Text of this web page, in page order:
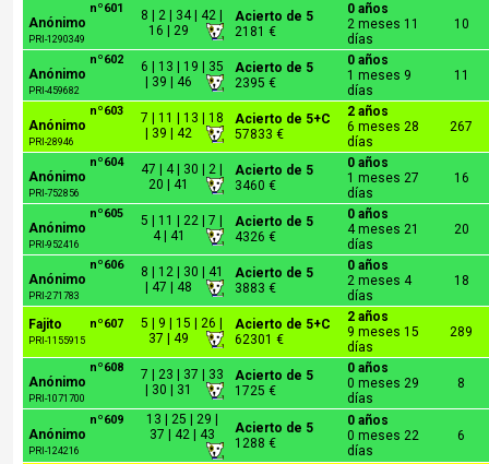
nº601
Anónimo
PRI-1290349
8 | 2 | 34 | 42 |
16 | 29
Acierto de 5
2181 €
0 años
2 meses 11
días
10
nº602
Anónimo
PRI-459682
6 | 13 | 19 | 35
| 39 | 46
Acierto de 5
2395 €
0 años
1 meses 9
días
11
nº603
Anónimo
PRI-28946
7 | 11 | 13 | 18
| 39 | 42
Acierto de 5+C
57833 €
2 años
6 meses 28
días
267
nº604
Anónimo
PRI-752856
47 | 4 | 30 | 2 |
20 | 41
Acierto de 5
3460 €
0 años
1 meses 27
días
16
nº605
Anónimo
PRI-952416
5 | 11 | 22 | 7 |
4 | 41
Acierto de 5
4326 €
0 años
4 meses 21
días
20
nº606
Anónimo
PRI-271783
8 | 12 | 30 | 41
| 47 | 48
Acierto de 5
3883 €
0 años
2 meses 4
días
18
nº607
Fajito
PRI-1155915
5 | 9 | 15 | 26 |
37 | 49
Acierto de 5+C
62301 €
2 años
9 meses 15
días
289
nº608
Anónimo
PRI-1071700
7 | 23 | 37 | 33
| 30 | 31
Acierto de 5
1725 €
0 años
0 meses 29
días
8
nº609
Anónimo
PRI-124216
13 | 25 | 29 |
37 | 42 | 43
Acierto de 5
1288 €
0 años
0 meses 22
días
6